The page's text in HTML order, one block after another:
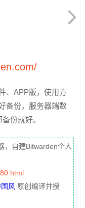
、APP版，使用方
备份，服务器端数
份就好。
，自建Bitwarden个人
风 原创编译并授